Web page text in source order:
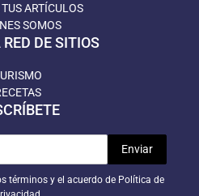
ARTÍCULOS
SOMOS
DE SITIOS
términos y el acuerdo de Política de